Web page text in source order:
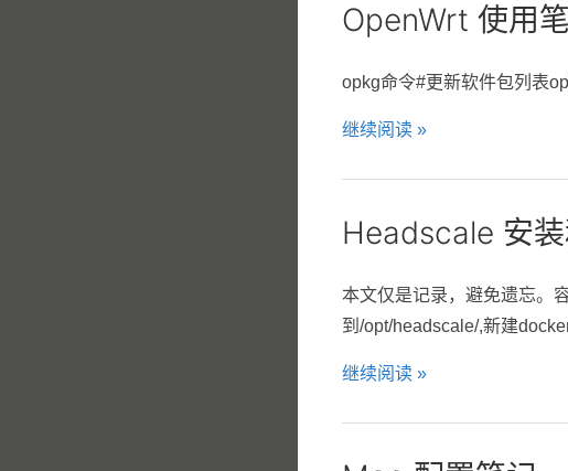
OpenWrt 使用
opkg命令#更新软件包列表
继续阅读 »
Headscale 安
本文仅是记录，避免遗忘。
到/opt/headscale/,新建
继续阅读 »